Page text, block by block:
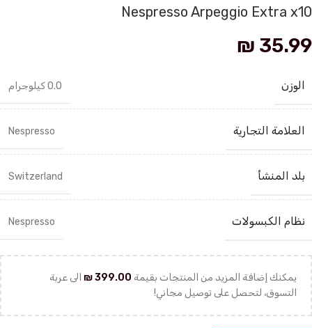
Nespresso Arpeggio Extra x10
₪ 35.99
الوزن 0.0 كيلوجرام
العلامة التجارية Nespresso
بلد المنشأ Switzerland
نظام الكبسولات Nespresso
يمكنك إضافة المزيد من المنتجات بقيمة ₪399.00
الى عربة
التسوق، لتحصل على توصيل مجاني!